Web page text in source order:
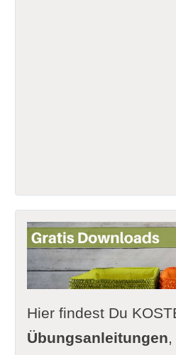
Hier findest Du
Übungsanleitungen,